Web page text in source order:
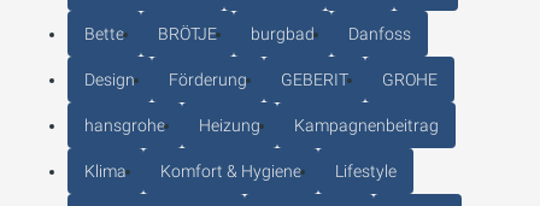
Bette BRÖTJE burgbad Danfoss
Design Förderung GEBERIT GROHE
hansgrohe Heizung Kampagnenbeitrag
Klima Komfort & Hygiene Lifestyle